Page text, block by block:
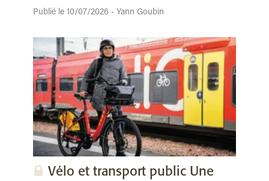
Publié le 10/07/2026 - Yann Goubin
Vélo et transport public Une